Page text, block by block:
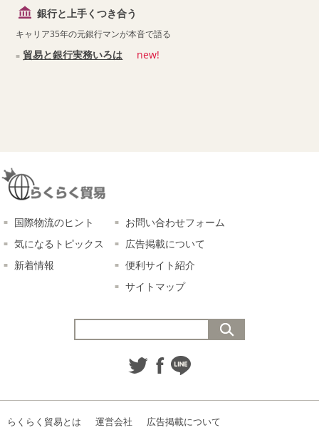
銀行と上手くつき合う
キャリア35年の元銀行マンが本音で語る
貿易と銀行実務いろは new!
国際物流のヒント
気になるトピックス
新着情報
お問い合わせフォーム
広告掲載について
便利サイト紹介
サイトマップ
らくらく貿易とは 運営会社 広告掲載について